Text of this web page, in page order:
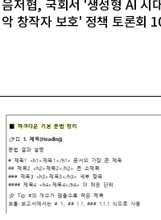
음저협, 국회서 '생성형 AI 시
악 창작자 보호' 정책 토론회